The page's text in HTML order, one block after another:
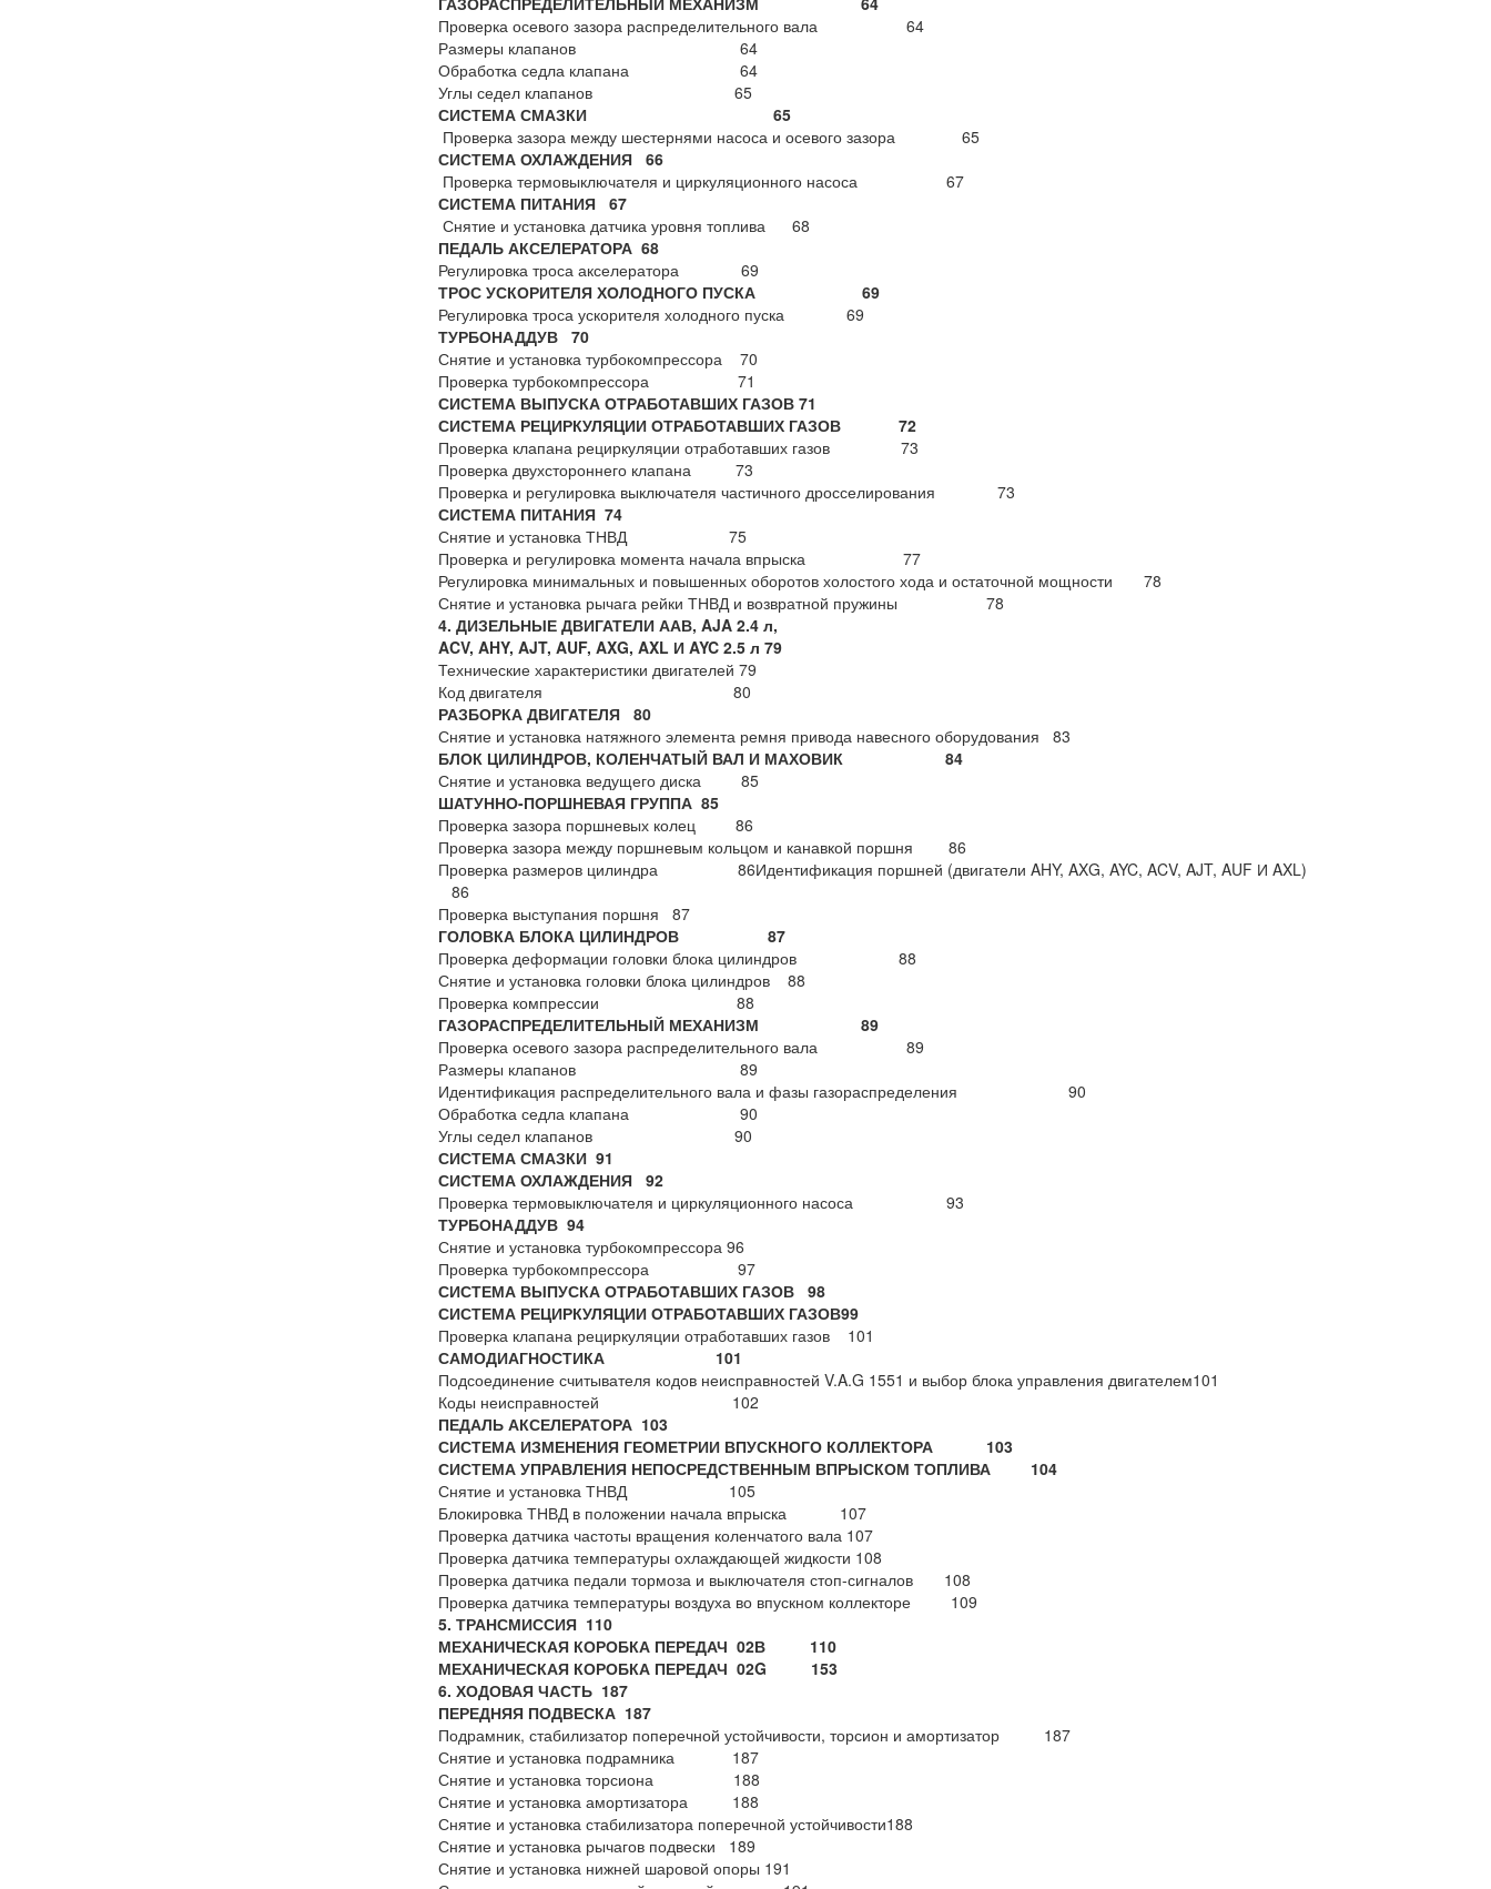
Проверка осевого зазора распределительного вала 64
Размеры клапанов 64
Обработка седла клапана 64
Углы седел клапанов 65
СИСТЕМА СМАЗКИ 65
Проверка зазора между шестернями насоса и осевого зазора 65
СИСТЕМА ОХЛАЖДЕНИЯ 66
Проверка термовыключателя и циркуляционного насоса 67
СИСТЕМА ПИТАНИЯ 67
Снятие и установка датчика уровня топлива 68
ПЕДАЛЬ АКСЕЛЕРАТОРА 68
Регулировка троса акселератора 69
ТРОС УСКОРИТЕЛЯ ХОЛОДНОГО ПУСКА 69
Регулировка троса ускорителя холодного пуска 69
ТУРБОНАДДУВ 70
Снятие и установка турбокомпрессора 70
Проверка турбокомпрессора 71
СИСТЕМА ВЫПУСКА ОТРАБОТАВШИХ ГАЗОВ 71
СИСТЕМА РЕЦИРКУЛЯЦИИ ОТРАБОТАВШИХ ГАЗОВ 72
Проверка клапана рециркуляции отработавших газов 73
Проверка двухстороннего клапана 73
Проверка и регулировка выключателя частичного дросселирования 73
СИСТЕМА ПИТАНИЯ 74
Снятие и установка ТНВД 75
Проверка и регулировка момента начала впрыска 77
Регулировка минимальных и повышенных оборотов холостого хода и остаточной мощности 78
Снятие и установка рычага рейки ТНВД и возвратной пружины 78
4. ДИЗЕЛЬНЫЕ ДВИГАТЕЛИ ААВ, AJA 2.4 л,
ACV, AHY, AJT, AUF, AXG, AXL И AYC 2.5 л 79
Технические характеристики двигателей 79
Код двигателя 80
РАЗБОРКА ДВИГАТЕЛЯ80
Снятие и установка натяжного элемента ремня привода навесного оборудования 83
БЛОК ЦИЛИНДРОВ, КОЛЕНЧАТЫЙ ВАЛ И МАХОВИК 84
Снятие и установка ведущего диска 85
ШАТУННО-ПОРШНЕВАЯ ГРУППА85
Проверка зазора поршневых колец 86
Проверка зазора между поршневым кольцом и канавкой поршня 86
Проверка размеров цилиндра 86Идентификация поршней (двигатели AHY, AXG, AYC, ACV, AJT, AUF И AXL)
86
Проверка выступания поршня 87
ГОЛОВКА БЛОКА ЦИЛИНДРОВ 87
Проверка деформации головки блока цилиндров 88
Снятие и установка головки блока цилиндров 88
Проверка компрессии 88
ГАЗОРАСПРЕДЕЛИТЕЛЬНЫЙ МЕХАНИЗМ 89
Проверка осевого зазора распределительного вала 89
Размеры клапанов 89
Идентификация распределительного вала и фазы газораспределения 90
Обработка седла клапана 90
Углы седел клапанов 90
СИСТЕМА СМАЗКИ 91
СИСТЕМА ОХЛАЖДЕНИЯ 92
Проверка термовыключателя и циркуляционного насоса 93
ТУРБОНАДДУВ 94
Снятие и установка турбокомпрессора 96
Проверка турбокомпрессора 97
СИСТЕМА ВЫПУСКА ОТРАБОТАВШИХ ГАЗОВ 98
СИСТЕМА РЕЦИРКУЛЯЦИИ ОТРАБОТАВШИХ ГАЗОВ99
Проверка клапана рециркуляции отработавших газов 101
САМОДИАГНОСТИКА 101
Подсоединение считывателя кодов неисправностей V.A.G 1551 и выбор блока управления двигателем101
Коды неисправностей 102
ПЕДАЛЬ АКСЕЛЕРАТОРА 103
СИСТЕМА ИЗМЕНЕНИЯ ГЕОМЕТРИИ ВПУСКНОГО КОЛЛЕКТОРА 103
СИСТЕМА УПРАВЛЕНИЯ НЕПОСРЕДСТВЕННЫМ ВПРЫСКОМ ТОПЛИВА 104
Снятие и установка ТНВД 105
Блокировка ТНВД в положении начала впрыска 107
Проверка датчика частоты вращения коленчатого вала 107
Проверка датчика температуры охлаждающей жидкости 108
Проверка датчика педали тормоза и выключателя стоп-сигналов 108
Проверка датчика температуры воздуха во впускном коллекторе 109
5. ТРАНСМИССИЯ 110
МЕХАНИЧЕСКАЯ КОРОБКА ПЕРЕДАЧ 02В 110
МЕХАНИЧЕСКАЯ КОРОБКА ПЕРЕДАЧ 02G 153
6. ХОДОВАЯ ЧАСТЬ 187
ПЕРЕДНЯЯ ПОДВЕСКА 187
Подрамник, стабилизатор поперечной устойчивости, торсион и амортизатор 187
Снятие и установка подрамника 187
Снятие и установка торсиона 188
Снятие и установка амортизатора 188
Снятие и установка стабилизатора поперечной устойчивости188
Снятие и установка рычагов подвески 189
Снятие и установка нижней шаровой опоры 191